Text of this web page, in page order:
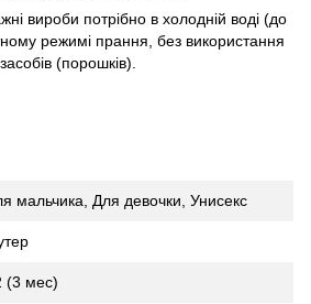
вироби потрібно в холодній воді (до
режимі прання, без використання
(порошків).
мальчика Для девочки Унисекс
(3 мес)